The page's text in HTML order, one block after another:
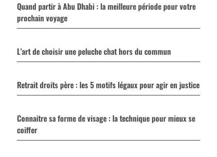
Quand partir à Abu Dhabi : la meilleure période pour votre
prochain voyage
L’art de choisir une peluche chat hors du commun
Retrait droits père : les 5 motifs légaux pour agir en justice
Connaitre sa forme de visage : la technique pour mieux se
coiffer